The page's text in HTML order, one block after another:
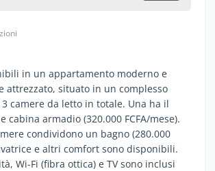
in un appartamento moderno e
attrezzato, situato in un complesso
camere da letto in totale. Una ha il
cabina armadio (320.000 FCFA/mese).
condividono un bagno (280.000
e altri comfort sono disponibili.
Wi-Fi (fibra ottica) e TV sono inclusi